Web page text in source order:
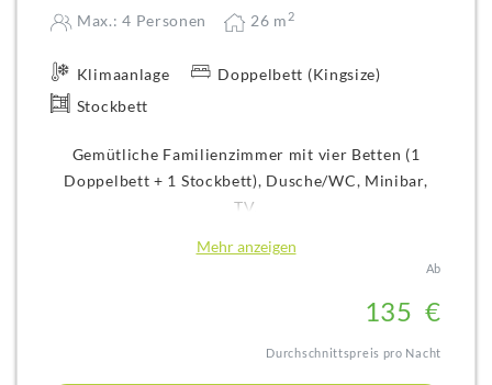
Max.: 4 Personen 26 m2
Klimaanlage
Doppelbett (Kingsize)
Stockbett
Gemütliche Familienzimmer mit vier Betten (1
Doppelbett + 1 Stockbett), Dusche/WC, Minibar,
TV,
Das Zimmer ist frisch renoviert.^^
Mehr anzeigen
Ab
135 €
Durchschnittspreis pro Nacht